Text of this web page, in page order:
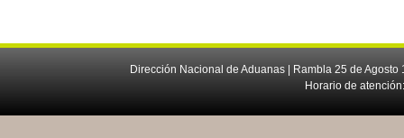
Dirección Nacional de Aduanas | Rambla 25 de
Horario de